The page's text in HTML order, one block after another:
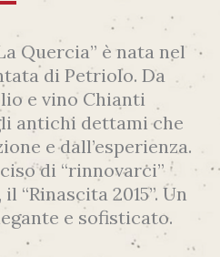
Quercia” è nata nel
di Petriolo. Da
e vino Chianti
antichi dettami che
e dall’esperienza.
di “rinnovarci”
“Rinascita 2015”. Un
e sofisticato.